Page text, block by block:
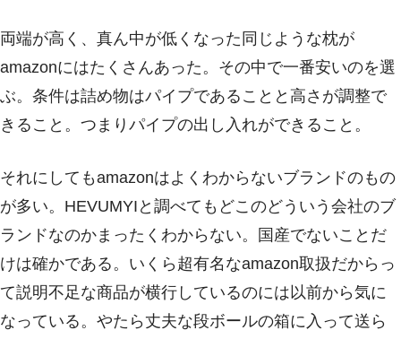
両端が高く、真ん中が低くなった同じような枕が
amazonにはたくさんあった。その中で一番安いのを選
ぶ。条件は詰め物はパイプであることと高さが調整で
きること。つまりパイプの出し入れができること。
それにしてもamazonはよくわからないブランドのもの
が多い。HEVUMYIと調べてもどこのどういう会社のブ
ランドなのかまったくわからない。国産でないことだ
けは確かである。いくら超有名なamazon取扱だからっ
て説明不足な商品が横行しているのには以前から気に
なっている。やたら丈夫な段ボールの箱に入って送ら